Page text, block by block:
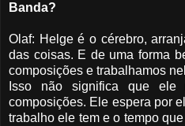
Banda?
Olaf: Helge é o cérebro,
das coisas. E de uma forma
composições e trabalhamos
Isso não significa que
composições. Ele espera por
trabalho ele tem e o tempo